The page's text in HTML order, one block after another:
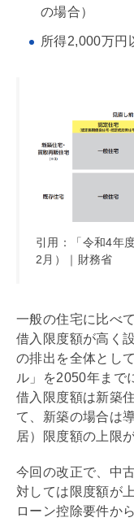
の場合）
所得2,000万円
引用：「令和4年
2月）｜財務省
一般の住宅に比べて
借入限度額が高く
の排出を全体とし
ル」を2050年まで
借入限度額は新築
て、新築の場合は
居）限度額の上限
今回の改正で、中
対しては限度額が
ローン控除要件か